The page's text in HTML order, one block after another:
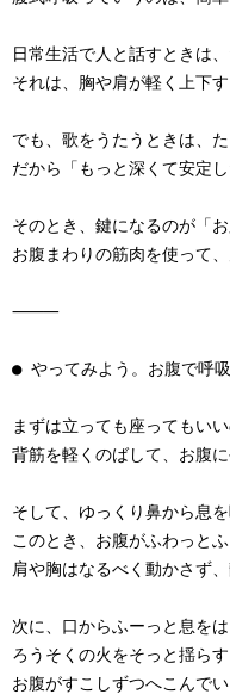
日常生活で人と話すときは
それは、胸や肩が軽く上下す
でも、歌をうたうときは、
だから「もっと深くて安定
そのとき、鍵になるのが「お
お腹まわりの筋肉を使って
⸻
● やってみよう。お腹で呼
まずは立っても座ってもい
背筋を軽くのばして、お腹
そして、ゆっくり鼻から息を
このとき、お腹がふわっと
肩や胸はなるべく動かさず、
次に、口からふーっと息をは
ろうそくの火をそっと揺ら
お腹がすこしずつへこんで